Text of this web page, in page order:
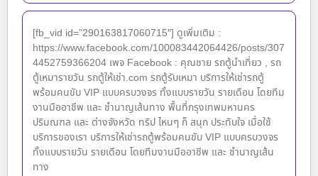
[fb_vid id=”290163817060715″] ดูเพิ่มเติม :
https://www.facebook.com/100083442064426/posts/307
4452759366204 เพจ Facebook : คุณชาย รถตู้นำเที่ยว , รถ
ตู้เหมารายวัน รถตู้ให้เช่า.com รถตู้รับเหมา บริการให้เช่ารถตู้
พร้อมคนขับ VIP แบบครบวงจร ทั้งแบบรายวัน รายเดือน โดยทีม
งานมืออาชีพ และ ชำนาญเส้นทาง พื้นที่กรุงเทพมหานคร
ปริมณฑล และ ต่างจังหวัด ทริป ไหนๆ ก็ สนุก ประทับใจ เมื่อใช้
บริการของเรา บริการให้เช่ารถตู้พร้อมคนขับ VIP แบบครบวงจร
ทั้งแบบรายวัน รายเดือน โดยทีมงานมืออาชีพ และ ชำนาญเส้น
ทาง